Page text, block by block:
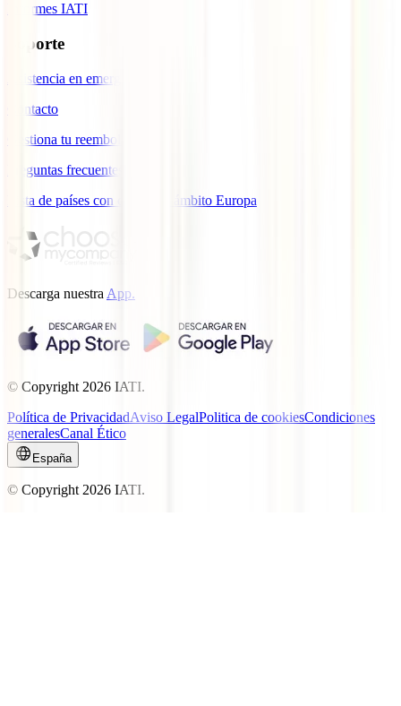
Informes IATI
Soporte
Asistencia en emergencias
Contacto
Gestiona tu reembolso
Preguntas frecuentes
Lista de países con cobertura ámbito Europa
Descarga nuestra App.
© Copyright 2026 IATI.
Política de PrivacidadAviso LegalPolitica de cookiesCondiciones
generalesCanal Ético
España
© Copyright 2026 IATI.